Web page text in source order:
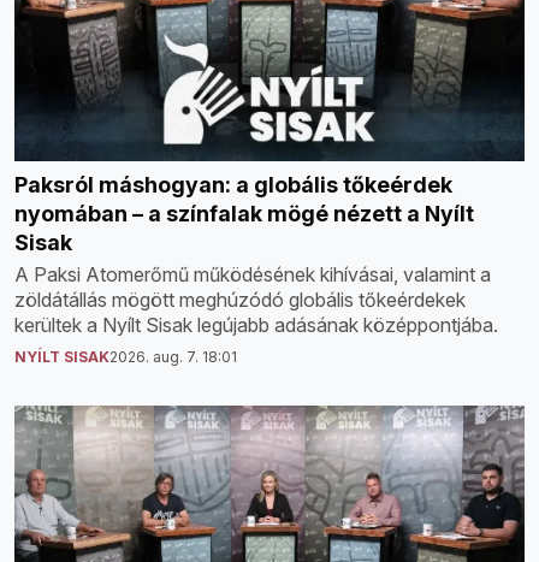
Paksról máshogyan: a globális tőkeérdek
nyomában – a színfalak mögé nézett a Nyílt
Sisak
A Paksi Atomerőmű működésének kihívásai, valamint a
zöldátállás mögött meghúzódó globális tőkeérdekek
kerültek a Nyílt Sisak legújabb adásának középpontjába.
NYÍLT SISAK2026. aug. 7. 18:01